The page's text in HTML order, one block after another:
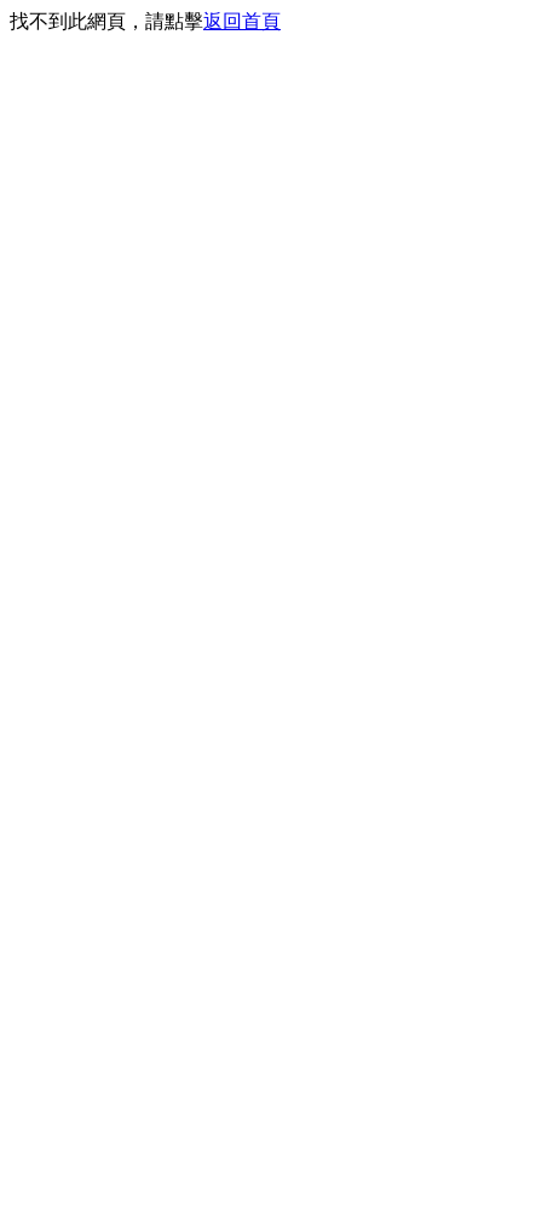
找不到此網頁，請點擊返回首頁